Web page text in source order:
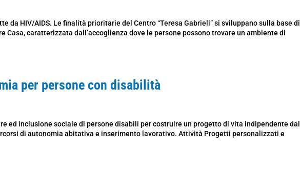
da HIV/AIDS. Le finalità prioritarie del Centro “Teresa Gabrieli” si sviluppano sulla base di
Casa, caratterizzata dall’accoglienza dove le persone possono trovare un ambiente di
per persone con disabilità
ed inclusione sociale di persone disabili per costruire un progetto di vita indipendente dal
di autonomia abitativa e inserimento lavorativo. Attività Progetti personalizzati e